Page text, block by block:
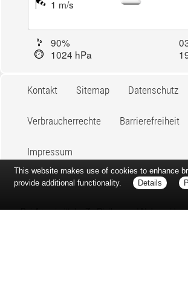
1 m/s
90%
1024 hPa
Kontakt Sitemap Datenschutz
Verbraucherrechte Barrierefreiheit
Impressum
Bei Arzneimitteln: Zu Risiken und
This website makes use of cookies to enhance
provide additional functionality.
Details